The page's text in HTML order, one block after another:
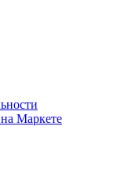
Маркете